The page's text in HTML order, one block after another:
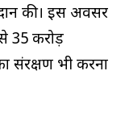
की। इस अवसर
35 करोड़
संरक्षण भी करना